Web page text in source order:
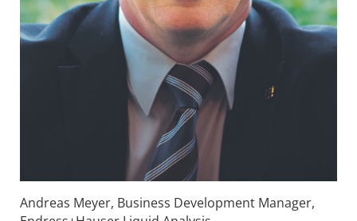
Andreas Meyer, Business Development Manager,